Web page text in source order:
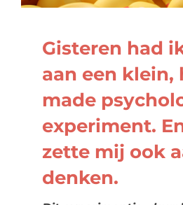
Gisteren had
aan een klein,
made
experiment.
zette mij ook
denken.